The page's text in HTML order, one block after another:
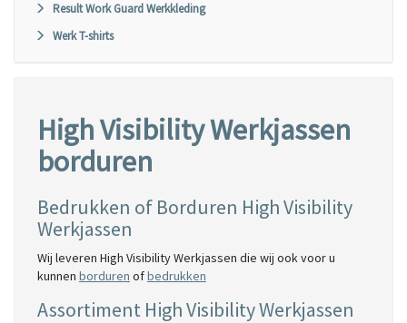
Result Work Guard Werkkleding
Werk T-shirts
High Visibility Werkjassen
borduren
Bedrukken of Borduren High Visibility
Werkjassen
Wij leveren High Visibility Werkjassen die wij ook voor u
kunnen borduren ofbedrukken
Assortiment High Visibility Werkjassen